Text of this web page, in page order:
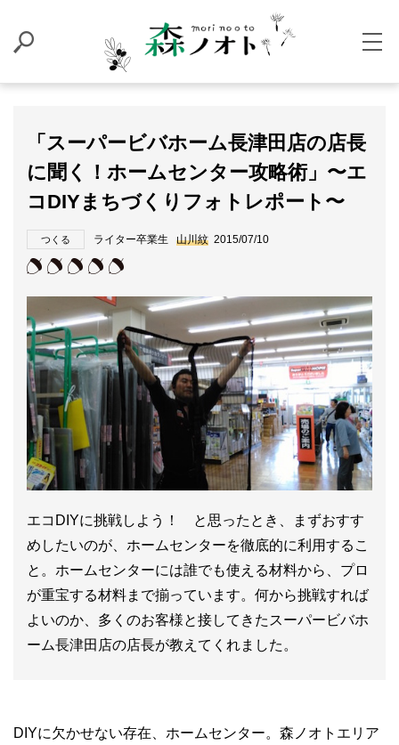
「スーパービバホーム長津田店の店長
に聞く！ホームセンター攻略術」〜エ
コDIYまちづくりフォトレポート〜
つくる ライター卒業生 山川紋 2015/07/10
エコDIYに挑戦しよう！ と思ったとき、まずおすす
めしたいのが、ホームセンターを徹底的に利用するこ
と。ホームセンターには誰でも使える材料から、プロ
が重宝する材料まで揃っています。何から挑戦すれば
よいのか、多くのお客様と接してきたスーパービバホ
ーム長津田店の店長が教えてくれました。
DIYに欠かせない存在、ホームセンター。森ノオトエリア